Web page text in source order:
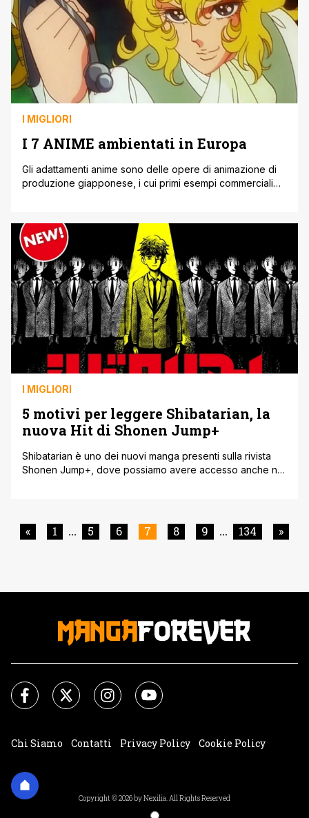
I MIGLIORI
I 7 ANIME ambientati in Europa
Gli adattamenti anime sono delle opere di animazione di
produzione giapponese, i cui primi esempi commerciali
Tezuka, questo il medium riesce ad acquisire le sue
caratteristiche salienti. Nel corso dei decenni successivi
gli anime hanno ottenuto grande popolarità in Giappone e
[']
I MIGLIORI
5 motivi per leggere Shibatarian, la
nuova Hit di Shonen Jump+
Shibatarian è uno dei nuovi manga presenti sulla rivista
Shonen Jump+, dove possiamo avere accesso anche noi
elencandovi 5 motivi per non perdervi questa nuova hit.
Katsuya Iwamuro è l'autore [']
« 1 ... 5 6 7 8 9 ... 134 »
Chi Siamo Contatti Privacy Policy
Cookie Policy
Copyright © 2026 by Nexilia. All Rights Reserved